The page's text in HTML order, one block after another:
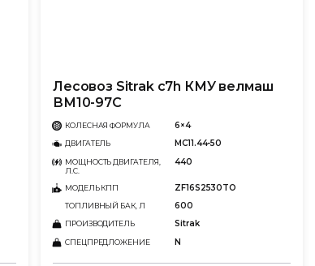
Лесовоз Sitrak c7h КМУ велмаш
ВМ10-97С
КОЛЕСНАЯ ФОРМУЛА 6×4
ДВИГАТЕЛЬ MC11.44-50
МОЩНОСТЬ ДВИГАТЕЛЯ,
Л.С.
440
МОДЕЛЬ КПП ZF16S2530TO
ТОПЛИВНЫЙ БАК, Л 600
ПРОИЗВОДИТЕЛЬ Sitrak
СПЕЦПРЕДЛОЖЕНИЕ N